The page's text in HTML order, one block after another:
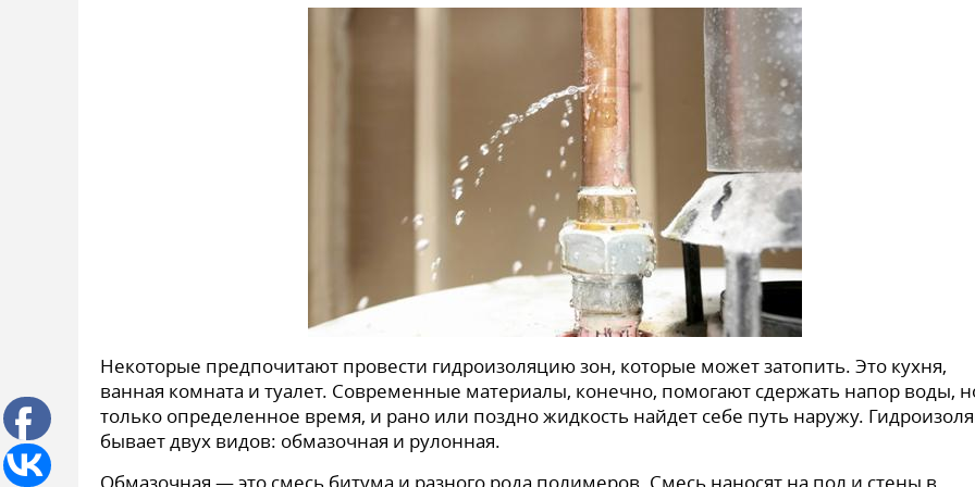
Некоторые предпочитают провести гидроизоляцию зон, которые может затопить. Это кухня,
ванная комната и туалет. Современные материалы, конечно, помогают сдержать напор воды,
только определенное время, и рано или поздно жидкость найдет себе путь наружу.
бывает двух видов: обмазочная и рулонная.